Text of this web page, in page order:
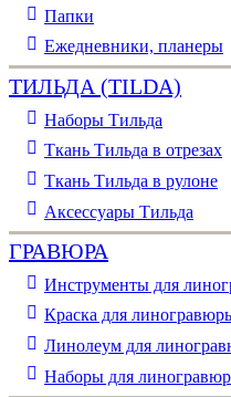
Папки
Ежедневники, планеры
ТИЛЬДА (TILDA)
Наборы Тильда
Ткань Тильда в отрезах
Ткань Тильда в рулоне
Аксессуары Тильда
ГРАВЮРА
Инструменты для
Краска для
Линолеум для
Наборы для